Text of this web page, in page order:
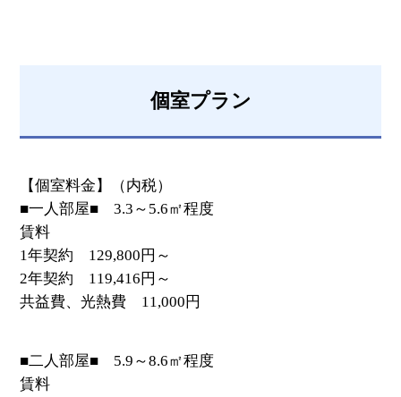
個室プラン
【個室料金】（内税）
■一人部屋■ 3.3～5.6㎡程度
賃料
1年契約 129,800円～
2年契約 119,416円～
共益費、光熱費 11,000円
■二人部屋■ 5.9～8.6㎡程度
賃料